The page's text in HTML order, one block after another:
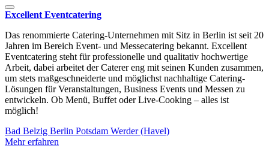
Excellent Eventcatering
Das renommierte Catering-Unternehmen mit Sitz in Berlin ist seit 20
Jahren im Bereich Event- und Messecatering bekannt. Excellent
Eventcatering steht für professionelle und qualitativ hochwertige
Arbeit, dabei arbeitet der Caterer eng mit seinen Kunden zusammen,
um stets maßgeschneiderte und möglichst nachhaltige Catering-
Lösungen für Veranstaltungen, Business Events und Messen zu
entwickeln. Ob Menü, Buffet oder Live-Cooking – alles ist
möglich!
Bad Belzig Berlin Potsdam Werder (Havel)
Mehr erfahren